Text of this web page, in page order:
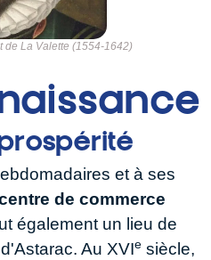
et à ses
de commerce
également un lieu de
Au XVIe siècle,
de La Valette (1554-1642)